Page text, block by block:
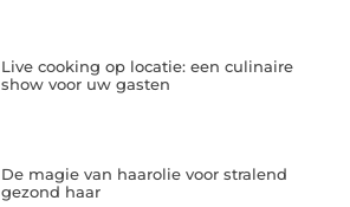
Live cooking op locatie: een culinaire
show voor uw gasten
De magie van haarolie voor stralend
gezond haar